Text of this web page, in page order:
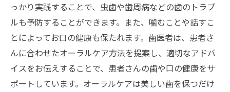
っかり実践することで、虫歯や歯周病などの歯のトラブ
ルも予防することができます。また、噛むことや話すこ
とによってお口の健康も保たれます。歯医者は、患者さ
んに合わせたオーラルケア方法を提案し、適切なアドバ
イスをお伝えすることで、患者さんの歯や口の健康をサ
ポートしています。オーラルケアは美しい歯を保つだけ